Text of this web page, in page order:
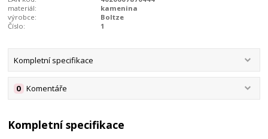
materiál:
kamenina
výrobce:
Boltze
Číslo:
1
Kompletní specifikace
Komentáře
0
Kompletní specifikace